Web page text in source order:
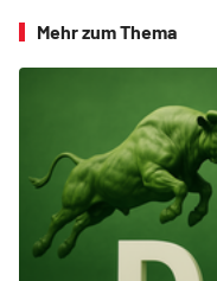
Mehr zum Thema